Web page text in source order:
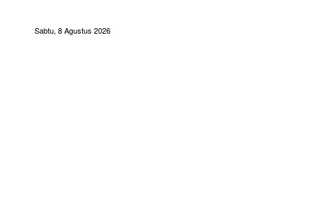
Sabtu, 8 Agustus 2026